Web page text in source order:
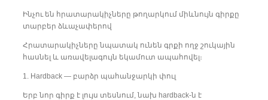
Ինչու են հրատարակիչները թողարկում միևնույն գիրքը
տարբեր ձևաչափերով
Հրատարակիչները նպատակ ունեն գրքի ողջ շուկային
հասնել և առավելագույն եկամուտ ապահովել։
1. Hardback — բարձր պահանջարկի փուլ
Երբ նոր գիրք է լույս տեսնում, նախ hardback-ն է